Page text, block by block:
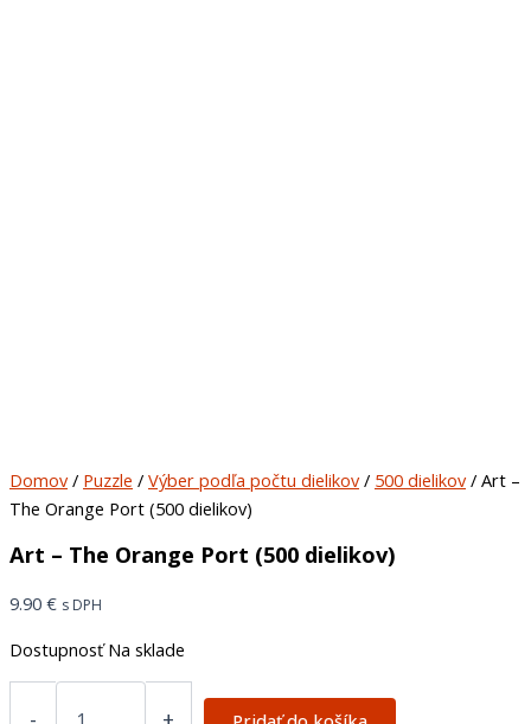
Domov/ Puzzle / Výber podľa počtu dielikov/ 500 dielikov/ Art –
The Orange Port (500 dielikov)
Art – The Orange Port (500 dielikov)
9.90 € s DPH
Dostupnosť Na sklade